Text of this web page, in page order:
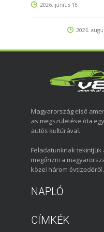
2026. június 16.
2026.
Magyarország első
as megszületése óta
autós kultúrával.
Feladatunknak
megőrizni a
közel három évtizedéről.
NAPLÓ
CÍMKÉK